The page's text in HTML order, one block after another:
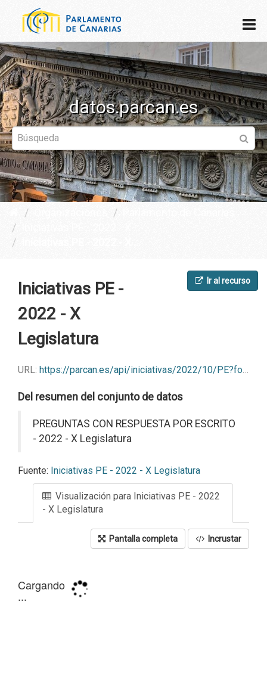
datos.parcan.es
Ir al recurso
Iniciativas PE -
2022 - X
Legislatura
URL: https://parcan.es/api/iniciativas/2022/10/PE?format=csv
Del resumen del conjunto de datos
PREGUNTAS CON RESPUESTA POR ESCRITO
- 2022 - X Legislatura
Fuente: Iniciativas PE - 2022 - X Legislatura
Visualización para Iniciativas PE - 2022
- X Legislatura
Pantalla completa Incrustar